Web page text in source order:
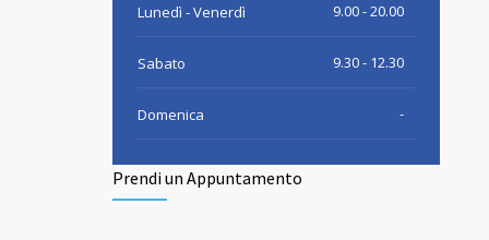
Lunedì - Venerdì 9.00 - 20.00
Sabato 9.30 - 12.30
Domenica -
Prendi un Appuntamento